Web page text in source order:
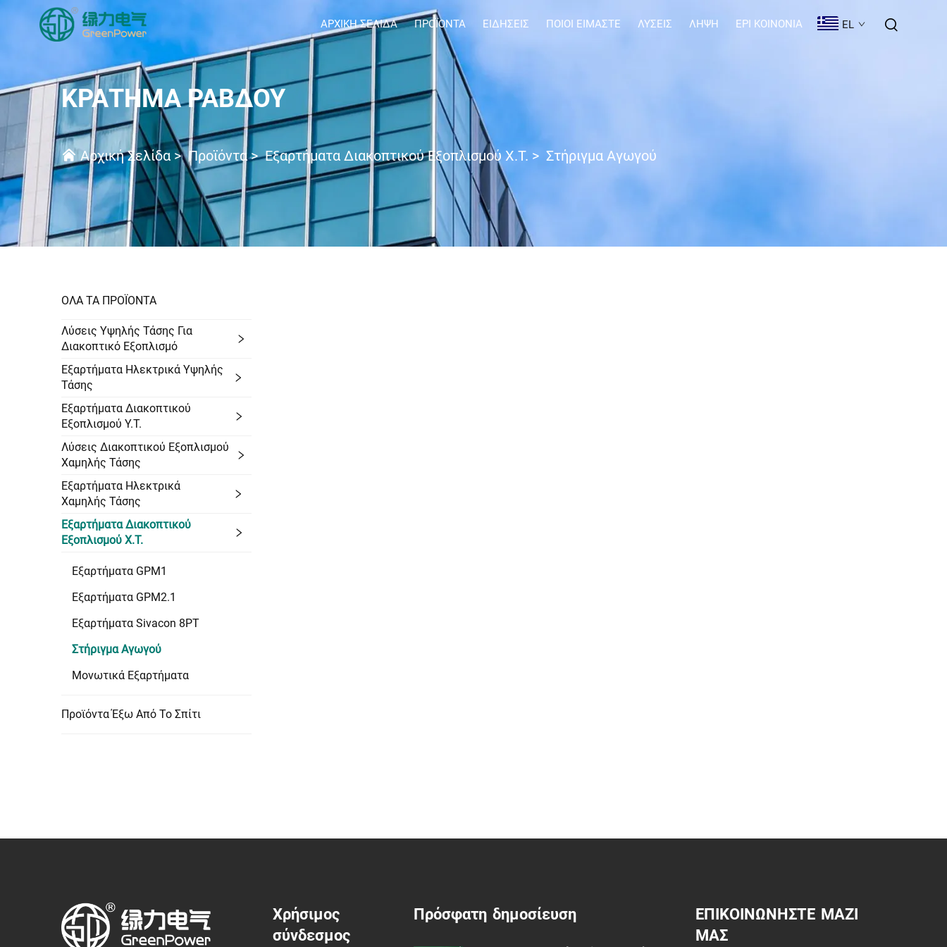
ΑΡΧΙΚΉ ΣΕΛΊΔΑ ΠΡΟΪΌΝΤΑ ΕΙΔΉΣΕΙΣ ΠΟΙΟΙ ΕΊΜΑΣΤΕ ΛΎΣΕΙΣ ΛΉΨΗ EPI KOINONIA EL
ΚΡΆΤΗΜΑ ΡΆΒΔΟΥ
Αρχική Σελίδα >Προϊόντα>Εξαρτήματα Διακοπτικού Εξοπλισμού Χ.Τ. > Στήριγμα Αγωγού
ΟΛΑ ΤΑ ΠΡΟΪΟΝΤΑ
Λύσεις Υψηλής Τάσης Για
Διακοπτικό Εξοπλισμό
Εξαρτήματα Ηλεκτρικά Υψηλής
Τάσης
Εξαρτήματα Διακοπτικού
Εξοπλισμού Υ.Τ.
Λύσεις Διακοπτικού Εξοπλισμού
Χαμηλής Τάσης
Εξαρτήματα Ηλεκτρικά
Χαμηλής Τάσης
Εξαρτήματα Διακοπτικού
Εξοπλισμού Χ.Τ.
Εξαρτήματα GPM1
Εξαρτήματα GPM2.1
Εξαρτήματα Sivacon 8PT
Στήριγμα Αγωγού
Μονωτικά Εξαρτήματα
Προϊόντα Έξω Από Το Σπίτι
Χρήσιμος
σύνδεσμος
Πρόσφατη δημοσίευση
ΕΠΙΚΟΙΝΩΝΗΣΤΕ ΜΑΖΙ
ΜΑΣ